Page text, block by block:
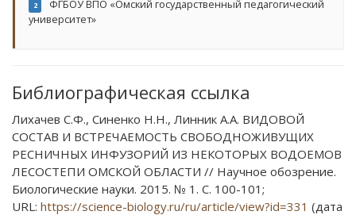
2
ФГБОУ ВПО «Омский государственный педагогический
университет»
Библиографическая ссылка
Лихачев С.Ф., Синенко Н.Н., Линник А.А. ВИДОВОЙ
СОСТАВ И ВСТРЕЧАЕМОСТЬ СВОБОДНОЖИВУЩИХ
РЕСНИЧНЫХ ИНФУЗОРИЙ ИЗ НЕКОТОРЫХ ВОДОЕМОВ
ЛЕСОСТЕПИ ОМСКОЙ ОБЛАСТИ // Научное обозрение.
Биологические науки. 2015. № 1. С. 100-101;
URL: https://science-biology.ru/ru/article/view?id=331 (дата